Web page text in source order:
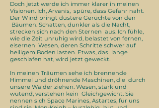
Doch jetzt werde ich immer klarer in meinen
Visionen. Ich, Arvanis, spüre, dass Gefahr naht.
Der Wind bringt düstere Gerüchte von den
Bäumen. Schatten, dunkler als die Nacht,
strecken sich nach den Sternen aus. Ich fühle,
wie die Zeit unruhig wird, belastet von fernen,
eisernen Wesen, deren Schritte schwer auf
heiligem Boden lasten. Etwas, das lange
geschlafen hat, wird jetzt geweckt.
In meinen Träumen sehe ich brennende
Himmel und dröhnende Maschinen, die durch
unsere Wälder ziehen. Wesen, stark und
wütend, verstehen kein Gleichgewicht. Sie
nennen sich Space Marines, Astartes, für uns